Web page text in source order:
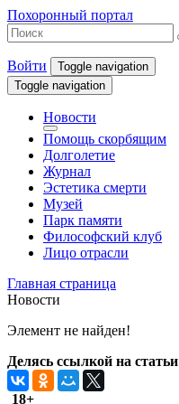
Похоронный портал
Войти
Toggle navigation
Toggle navigation
Новости
Помощь скорбящим
Долголетие
Журнал
Эстетика смерти
Музей
Парк памяти
Философский клуб
Лицо отрасли
Главная страница
Новости
Элемент не найден!
Делясь ссылкой на
18+